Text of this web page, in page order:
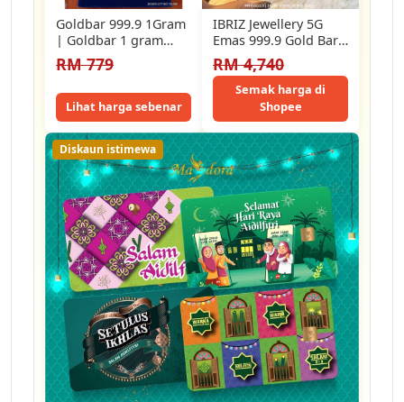
Goldbar 999.9 1Gram
| Goldbar 1 gram
999.9 | Goldbar
limited edition…
RM 779
Lihat harga sebenar
IBRIZ Jewellery 5G
Emas 999.9 Gold Bar
Gift For Men 999.9
Gold…
RM 4,740
Semak harga di
Shopee
Diskaun istimewa